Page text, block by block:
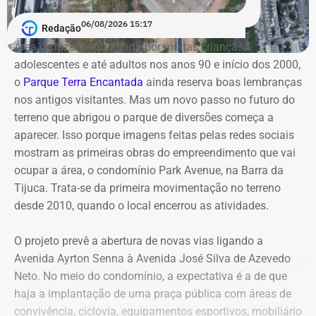
envolvidos permanecem no cargo — Jordão segue como
candidato — enquanto o processo não tiver uma decisão
definitiva.
Declarações de Fernando Jordão em 2026 — Foto:
Reprodução/Divulgacand
primeiro mandato na Câmara Municipal, declarou
patrimônio de R$ 130 mil, composto por dois veículos.
Em 2016, na reeleição, informou bens no valor de R$ 110
mil.
Já em 2020, quando disputou a Prefeitura de São João
de Meriti e foi derrotado, declarou patrimônio de R$ 270
mil, formado por R$ 200 mil em dinheiro em espécie e
uma caminhonete Mitsubishi Triton avaliada em R$ 70
mil.
Redação06/08/2026 15:17
Área de lazer frequentada por muitas crianças,
adolescentes e até adultos nos anos 90 e início dos 2000,
o Parque Terra Encantada ainda reserva boas lembranças
nos antigos visitantes. Mas um novo passo no futuro do
terreno que abrigou o parque de diversões começa a
aparecer. Isso porque imagens feitas pelas redes sociais
mostram as primeiras obras do empreendimento que vai
ocupar a área, o condomínio Park Avenue, na Barra da
Tijuca. Trata-se da primeira movimentação no terreno
desde 2010, quando o local encerrou as atividades.
O projeto prevê a abertura de novas vias ligando a
Avenida Ayrton Senna à Avenida José Silva de Azevedo
Neto. No meio do condomínio, a expectativa é a de que
haja a implantação de uma praça pública com áreas de
convivência, ciclovia, equipamentos esportivos, mobiliário